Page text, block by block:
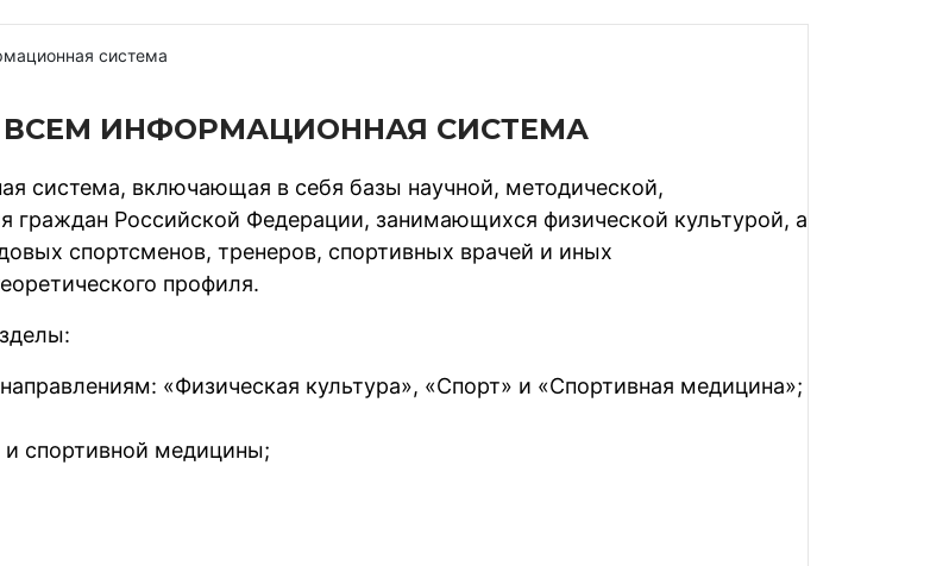
система
ИНФОРМАЦИОННАЯ СИСТЕМА
система, включающая в себя базы научной, методической,
граждан Российской Федерации, занимающихся физической культурой, а
спортсменов, тренеров, спортивных врачей и иных
профиля.
«Физическая культура», «Спорт» и «Спортивная медицина»;
и спортивной медицины;